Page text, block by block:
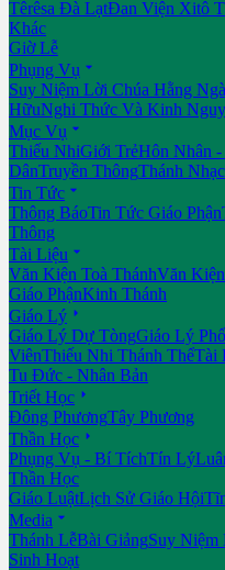
Têrêsa Đà LạtĐan Viện Xitô
Khác
Giờ Lễ
Phụng Vụ 
Suy Niệm Lời Chúa Hằng
HữuNghi Thức Và Kinh
Mục Vụ 
Thiếu NhiGiới TrẻHôn Nhân
DânTruyền ThôngThánh Nhạc
Tin Tức 
Thông BáoTin Tức Giáo Phận
Thông
Tài Liệu 
Văn Kiện Toà ThánhVăn
Giáo PhậnKinh Thánh
Giáo Lý 
Giáo Lý Dự TòngGiáo Lý
ViênThiếu Nhi Thánh ThểTài
Tu Đức - Nhân Bản
Triết Học 
Đông PhươngTây Phương
Thần Học 
Phụng Vụ - Bí TíchTín Lý
Thần Học
Giáo LuậtLịch Sử Giáo Hội
Media 
Thánh LễBài GiảngSuy Niệm
Sinh Hoạt